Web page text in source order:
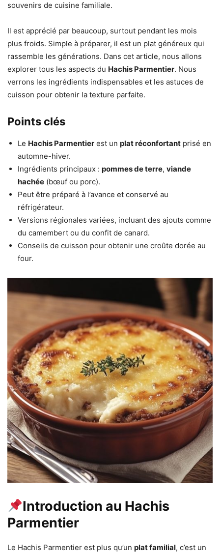
souvenirs de cuisine familiale.
Il est apprécié par beaucoup, surtout pendant les mois
plus froids. Simple à préparer, il est un plat généreux qui
rassemble les générations. Dans cet article, nous allons
explorer tous les aspects du Hachis Parmentier. Nous
verrons les ingrédients indispensables et les astuces de
cuisson pour obtenir la texture parfaite.
Points clés
Le Hachis Parmentier est un plat réconfortant prisé en
automne-hiver.
Ingrédients principaux : pommes de terre, viande
hachée (bœuf ou porc).
Peut être préparé à l’avance et conservé au
réfrigérateur.
Versions régionales variées, incluant des ajouts comme
du camembert ou du confit de canard.
Conseils de cuisson pour obtenir une croûte dorée au
four.
Introduction au Hachis
Parmentier
Le Hachis Parmentier est plus qu’un plat familial, c’est un